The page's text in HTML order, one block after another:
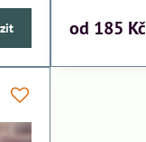
od 185 Kč